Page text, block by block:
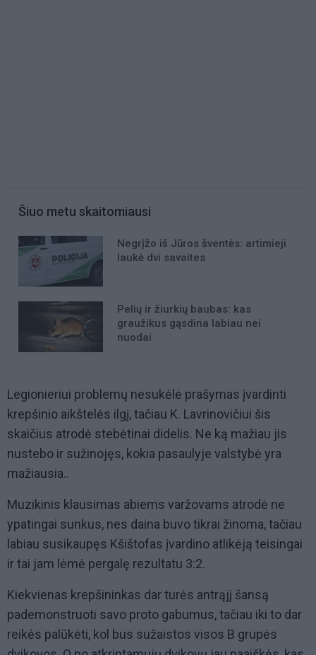
Šiuo metu skaitomiausi
Negrįžo iš Jūros šventės: artimieji
laukė dvi savaites
Pelių ir žiurkių baubas: kas
graužikus gąsdina labiau nei
nuodai
Legionieriui problemų nesukėlė prašymas įvardinti
krepšinio aikštelės ilgį, tačiau K. Lavrinovičiui šis
skaičius atrodė stebėtinai didelis. Ne ką mažiau jis
nustebo ir sužinojęs, kokia pasaulyje valstybė yra
mažiausia..
Muzikinis klausimas abiems varžovams atrodė ne
ypatingai sunkus, nes daina buvo tikrai žinoma, tačiau
labiau susikaupęs Kšištofas įvardino atlikėją teisingai
ir tai jam lėmė pergalę rezultatu 3:2.
Kiekvienas krepšininkas dar turės antrąjį šansą
pademonstruoti savo proto gabumus, tačiau iki to dar
reikės palūkėti, kol bus sužaistos visos B grupės